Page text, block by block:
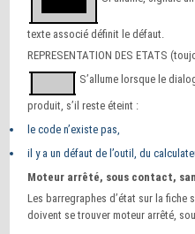
texte associé définit le défaut.
REPRESENTATION DES ETATS
S’allume lorsque le
produit, s’il reste éteint :
le code n’existe pas,
il y a un défaut de l’outil, du
Moteur arrêté, sous contact,
Les barregraphes d’état sur la fiche
doivent se trouver moteur arrêté,